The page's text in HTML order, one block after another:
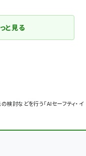
討などを行う「AIセーフティ・イ
と見る